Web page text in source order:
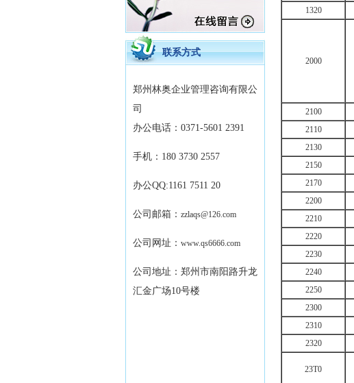
联系方式
郑州林奥企业管理咨询有限公
司
办公电话：0371-5601 2391
手机：180 3730 2557
办公QQ:1161 7511 20
公司邮箱： zzlaqs@126.com
公司网址： www.qs6666.com
公司地址：郑州市南阳路升龙
汇金广场10号楼
1320
2000
2100
2110
2130
2150
2170
2200
2210
2220
2230
2240
2250
2300
2310
2320
23T0